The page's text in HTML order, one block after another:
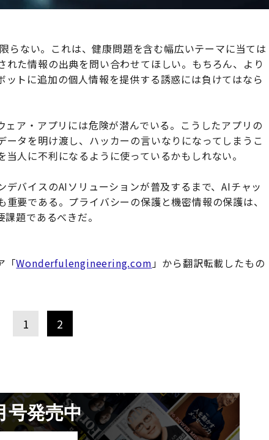
らない。これは、健康問題を含む幅広いテーマに当ては
た情報の出典を問い合わせてほしい。もちろん、より
トに追加の個人情報を提供する誘惑には負けてはなら
ア・アプリには危険が潜んでいる。こうしたアプリの
タを明け渡し、ハッカーの言いなりになってしまうこ
人に不利になるように使っているかもしれない。
バイスのAIソリューションが普及するまで、AIチャッ
要である。プライバシーの保護と機密情報の保護は、
題であるべきだ。
「Wonderfulengineering.com」から翻訳転載したもの
1 2
号発売中